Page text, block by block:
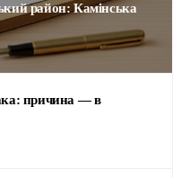
район: Камінська
причина — в